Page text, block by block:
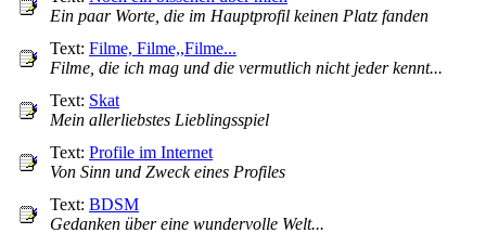
Ein paar Worte, die im Hauptprofil keinen Platz fanden
Text: Filme, Filme,,Filme...
Filme, die ich mag und die vermutlich nicht jeder kennt...
Text: Skat
Mein allerliebstes Lieblingsspiel
Text: Profile im Internet
Von Sinn und Zweck eines Profiles
Text: BDSM
Gedanken über eine wundervolle Welt...